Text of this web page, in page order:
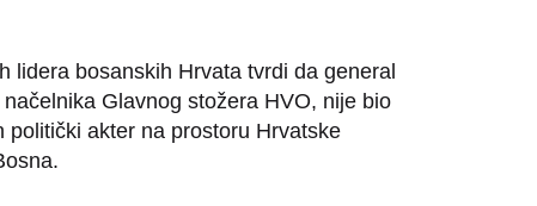
lidera bosanskih Hrvata tvrdi da general
Glavnog stožera HVO, nije bio
akter na prostoru Hrvatske